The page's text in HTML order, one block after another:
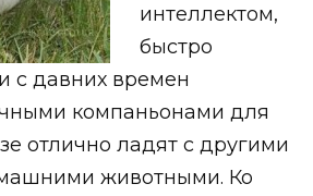
интеллектом,
быстро
с давних времен
компаньонами для
отлично ладят с другими
животными. Ко